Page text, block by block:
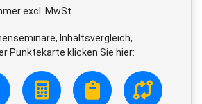
excl. MwSt.
Inhaltsvergleich,
Punktekarte klicken Sie hier: